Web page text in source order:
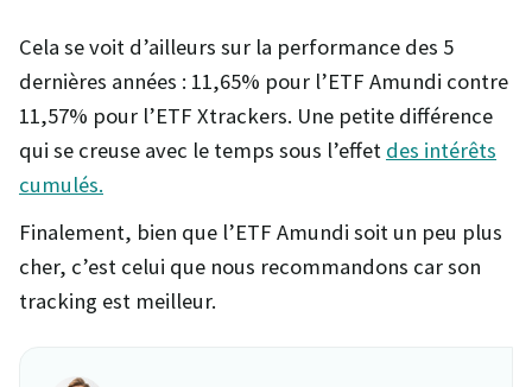
Cela se voit d’ailleurs sur la performance des 5
dernières années : 11,65% pour l’ETF Amundi contre
11,57% pour l’ETF Xtrackers. Une petite différence
qui se creuse avec le temps sous l’effet des intérêts
cumulés.
Finalement, bien que l’ETF Amundi soit un peu plus
cher, c’est celui que nous recommandons car son
tracking est meilleur.